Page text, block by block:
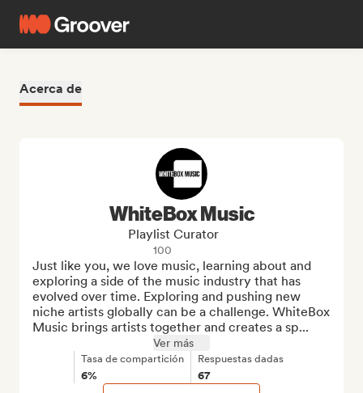
Acerca de
WhiteBox Music
Playlist Curator
100
Just like you, we love music, learning about and
exploring a side of the music industry that has
evolved over time. Exploring and pushing new
niche artists globally can be a challenge. WhiteBox
Music brings artists together and creates a sp...
Ver más
Tasa de compartición
6%
Respuestas dadas
67